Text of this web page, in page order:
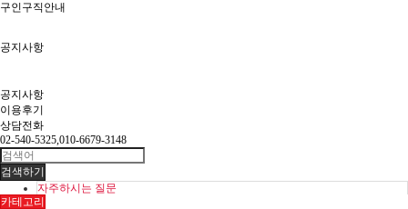
구인구직안내
공지사항
공지사항
이용후기
상담전화
02-540-5325,010-6679-3148
검색하기
자주하시는 질문
카테고리